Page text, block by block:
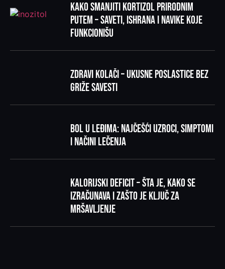
Kako smanjiti kortizol prirodnim
putem – saveti, ishrana i navike koje
funkcionišu
Zdravi kolači – ukusne poslastice bez
griže savesti
Bol u leđima: najčešći uzroci, simptomi
i načini lečenja
Kalorijski deficit – šta je, kako se
izračunava i zašto je ključ za
mršavljenje